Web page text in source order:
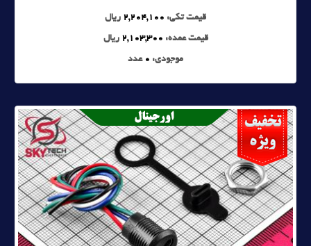
قیمت تکی: 2,204,100 ریال
قیمت عمده: 2,103,300 ریال
موجودی: 0 عدد